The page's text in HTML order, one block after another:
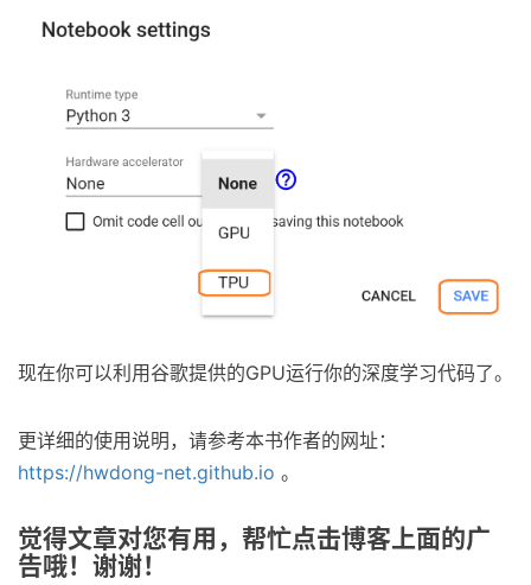
现在你可以利用谷歌提供的GPU运行你的深度学习代码了。
更详细的使用说明，请参考本书作者的网址：
https://hwdong-net.github.io 。
觉得文章对您有用，帮忙点击博客上面的广
告哦！谢谢！